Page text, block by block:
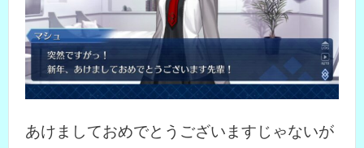
あけましておめでとうございますじゃないが